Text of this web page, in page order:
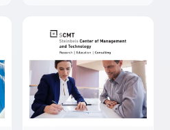
Überraschungen
schaffen.
Systematische
Chancen-Entwicklung
soll sicherstellen, dass
alle Möglichkeiten zur
SCMT STEINBEIS
CENTER
Rainer Gehrung
ZIELE
Entwicklung einer
klaren, gemeinsamen